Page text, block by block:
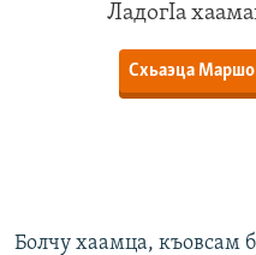
ЛадогIа
Схьаэца
Болчу хаамца, къовсам